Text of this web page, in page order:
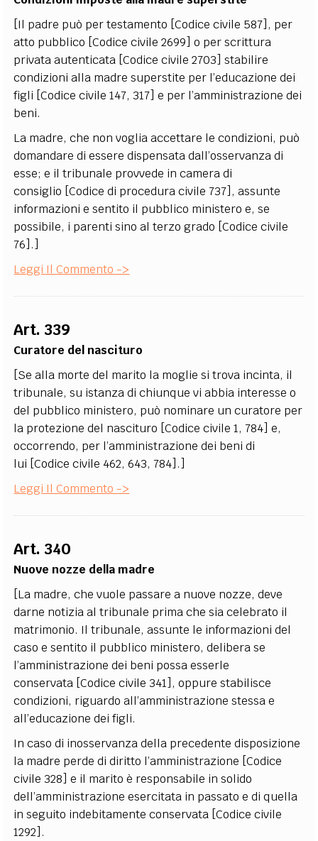
[Il padre può per testamento [Codice civile 587], per
atto pubblico [Codice civile 2699] o per scrittura
privata autenticata [Codice civile 2703] stabilire
condizioni alla madre superstite per l’educazione dei
figli [Codice civile 147, 317] e per l’amministrazione dei
beni.
La madre, che non voglia accettare le condizioni, può
domandare di essere dispensata dall’osservanza di
esse; e il tribunale provvede in camera di
consiglio [Codice di procedura civile 737], assunte
informazioni e sentito il pubblico ministero e, se
possibile, i parenti sino al terzo grado [Codice civile
76].]
Leggi Il Commento ->
Art. 339
Curatore del nascituro
[Se alla morte del marito la moglie si trova incinta, il
tribunale, su istanza di chiunque vi abbia interesse o
del pubblico ministero, può nominare un curatore per
la protezione del nascituro [Codice civile 1, 784] e,
occorrendo, per l’amministrazione dei beni di
lui [Codice civile 462, 643, 784].]
Leggi Il Commento ->
Art. 340
Nuove nozze della madre
[La madre, che vuole passare a nuove nozze, deve
darne notizia al tribunale prima che sia celebrato il
matrimonio. Il tribunale, assunte le informazioni del
caso e sentito il pubblico ministero, delibera se
l’amministrazione dei beni possa esserle
conservata [Codice civile 341], oppure stabilisce
condizioni, riguardo all’amministrazione stessa e
all’educazione dei figli.
In caso di inosservanza della precedente disposizione
la madre perde di diritto l’amministrazione [Codice
civile 328] e il marito è responsabile in solido
dell’amministrazione esercitata in passato e di quella
in seguito indebitamente conservata [Codice civile
1292].